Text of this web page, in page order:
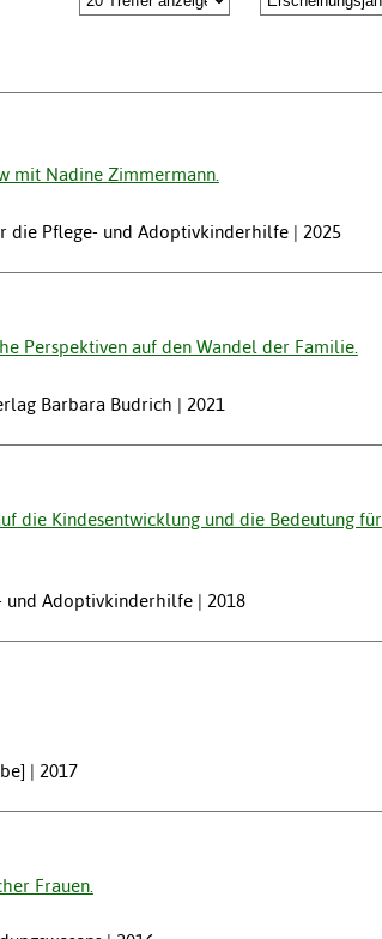
mit Nadine Zimmermann.
die Pflege- und Adoptivkinderhilfe | 2025
Perspektiven auf den Wandel der Familie.
Barbara Budrich | 2021
die Kindesentwicklung und die Bedeutung für
und Adoptivkinderhilfe | 2018
| 2017
Frauen.